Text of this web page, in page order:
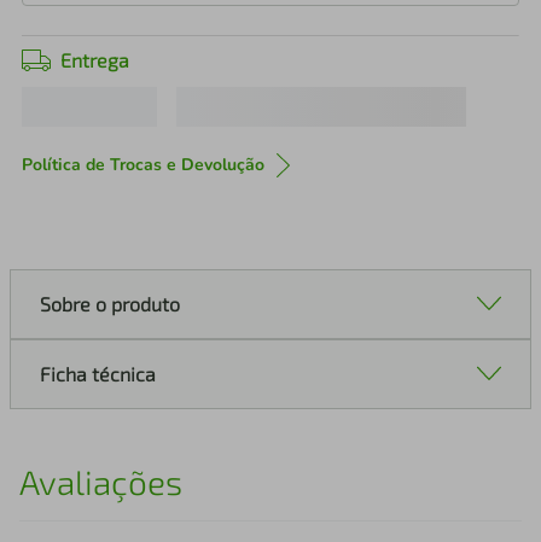
Entrega
Política de Trocas e Devolução
Sobre o produto
Ficha técnica
Avaliações